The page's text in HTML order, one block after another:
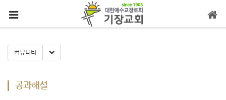
커뮤니티 Toggle Dropdown
공과해설